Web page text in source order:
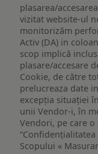
plasarea/
vizitat website-ul
monitorizăm
Activ (DA) in
scop implică
plasare/accesare
Cookie, de către
prelucreaza date
excepția situației
unii Vendor-i, în
Vendori, pe care
Scopului «